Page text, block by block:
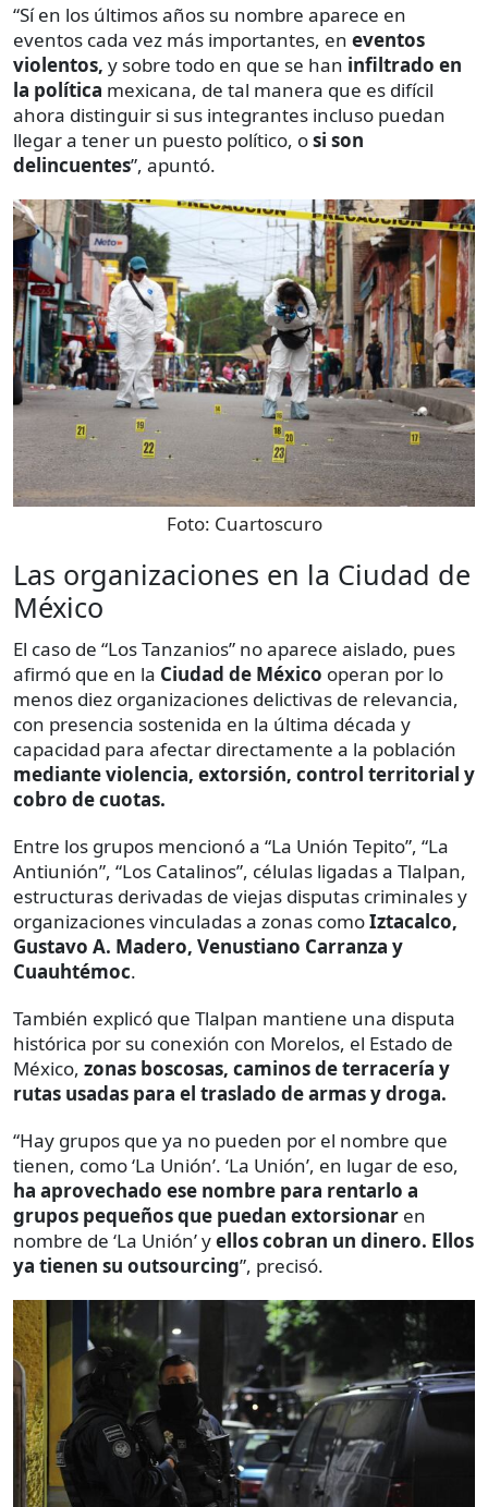
“Sí en los últimos años su nombre aparece en
eventos cada vez más importantes, en eventos
violentos, y sobre todo en que se han infiltrado en
la política mexicana, de tal manera que es difícil
ahora distinguir si sus integrantes incluso puedan
llegar a tener un puesto político, osi son
delincuentes”, apuntó.
Foto: Cuartoscuro
Las organizaciones en la Ciudad de
México
El caso de “Los Tanzanios” no aparece aislado, pues
afirmó que en la Ciudad de México operan por lo
menos diez organizaciones delictivas de relevancia,
con presencia sostenida en la última década y
capacidad para afectar directamente a la población
mediante violencia, extorsión, control territorial y
cobro de cuotas.
Entre los grupos mencionó a “La Unión Tepito”, “La
Antiunión”, “Los Catalinos”, células ligadas a Tlalpan,
estructuras derivadas de viejas disputas criminales y
organizaciones vinculadas a zonas comoIztacalco,
Gustavo A. Madero, Venustiano Carranza y
Cuauhtémoc.
También explicó que Tlalpan mantiene una disputa
histórica por su conexión con Morelos, el Estado de
México, zonas boscosas, caminos de terracería y
rutas usadas para el traslado de armas y droga.
“Hay grupos que ya no pueden por el nombre que
tienen, como ‘La Unión’. ‘La Unión’, en lugar de eso,
ha aprovechado ese nombre para rentarlo a
grupos pequeños que puedan extorsionar en
nombre de ‘La Unión’ yellos cobran un dinero. Ellos
ya tienen su outsourcing”, precisó.